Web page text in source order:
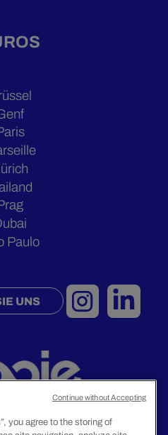
Paulo
UNS
you agree to the storing of
Continue without Accepting